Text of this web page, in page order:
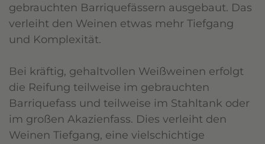
gebrauchten Barriquefässern ausgebaut. Das
verleiht den Weinen etwas mehr Tiefgang
und Komplexität.
Bei kräftig, gehaltvollen Weißweinen erfolgt
die Reifung teilweise im gebrauchten
Barriquefass und teilweise im Stahltank oder
im großen Akazienfass. Dies verleiht den
Weinen Tiefgang, eine vielschichtige